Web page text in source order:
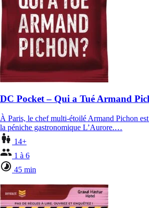
DC Pocket – Qui a Tué Armand
À Paris, le chef multi-étoilé Armand Pichon
la péniche gastronomique L’Aurore.…
14+
1 à 6
45 min